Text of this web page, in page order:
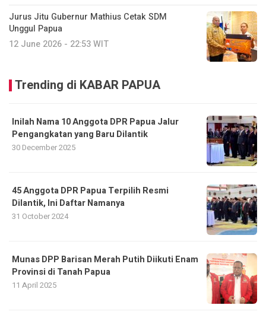
Jurus Jitu Gubernur Mathius Cetak SDM
Unggul Papua
12 June 2026 - 22:53 WIT
Trending di KABAR PAPUA
Inilah Nama 10 Anggota DPR Papua Jalur
Pengangkatan yang Baru Dilantik
30 December 2025
45 Anggota DPR Papua Terpilih Resmi
Dilantik, Ini Daftar Namanya
31 October 2024
Munas DPP Barisan Merah Putih Diikuti Enam
Provinsi di Tanah Papua
11 April 2025